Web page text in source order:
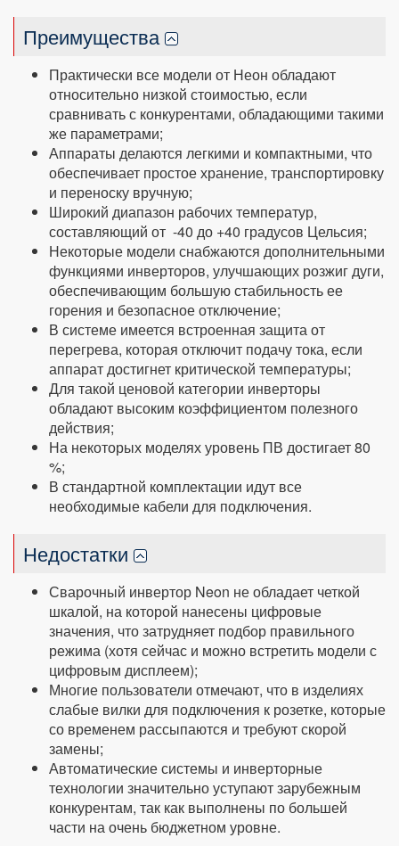
Преимущества
Практически все модели от Неон обладают
относительно низкой стоимостью, если
сравнивать с конкурентами, обладающими такими
же параметрами;
Аппараты делаются легкими и компактными, что
обеспечивает простое хранение, транспортировку
и переноску вручную;
Широкий диапазон рабочих температур,
составляющий от -40 до +40 градусов Цельсия;
Некоторые модели снабжаются дополнительными
функциями инверторов, улучшающих розжиг дуги,
обеспечивающим большую стабильность ее
горения и безопасное отключение;
В системе имеется встроенная защита от
перегрева, которая отключит подачу тока, если
аппарат достигнет критической температуры;
Для такой ценовой категории инверторы
обладают высоким коэффициентом полезного
действия;
На некоторых моделях уровень ПВ достигает 80
%;
В стандартной комплектации идут все
необходимые кабели для подключения.
Недостатки
Сварочный инвертор Neon не обладает четкой
шкалой, на которой нанесены цифровые
значения, что затрудняет подбор правильного
режима (хотя сейчас и можно встретить модели с
цифровым дисплеем);
Многие пользователи отмечают, что в изделиях
слабые вилки для подключения к розетке, которые
со временем рассыпаются и требуют скорой
замены;
Автоматические системы и инверторные
технологии значительно уступают зарубежным
конкурентам, так как выполнены по большей
части на очень бюджетном уровне.